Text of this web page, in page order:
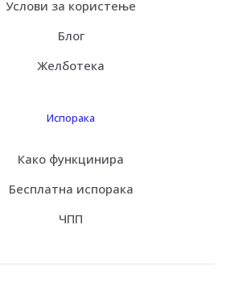
Услови за користење
Блог
Желботека
Испорака
Како функцинира
Бесплатна испорака
ЧПП